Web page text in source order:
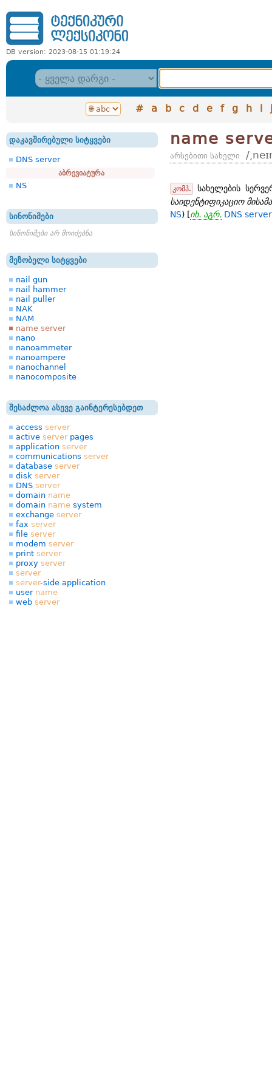
DB version: 2023-08-15 01:19:24
# a b c d e f g h i j
დაკავშირებული სიტყვები
DNS server
აბრევიატურა
NS
სინონიმები
სინონიმები არ მოიძებნა
მეზობელი სიტყვები
nail gun
nail hammer
nail puller
NAK
NAM
name server
nano
nanoammeter
nanoampere
nanochannel
nanocomposite
შესაძლოა ასევე გაინტერესებდეთ
access server
active serverpages
application server
communications server
database server
disk server
DNS server
domain name
domain name system
exchange server
fax server
file server
modem server
print server
proxy server
server
server-side application
user name
web server
name
არსებითი სახელი /
კომპ.
სახელების
საიდენტიფიკაციო
NS) [იხ. აგრ. DNS server